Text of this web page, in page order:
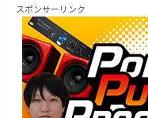
スポンサーリンク